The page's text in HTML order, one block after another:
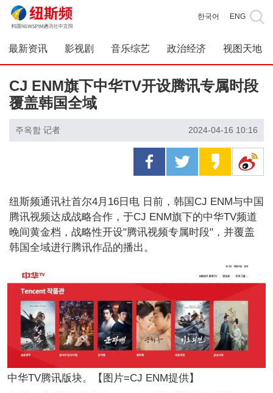
한국어 ENG
最新资讯 影视剧 音乐综艺 政治经济 视图天地
CJ ENM旗下中华TV开设腾讯专属时段
覆盖韩国全域
주옥함 记者 2024-04-16 10:16
纽斯频通讯社首尔4月16日电 日前，韩国CJ ENM与中国
腾讯视频达成战略合作，于CJ ENM旗下的中华TV频道
晚间黄金档，战略性开设"腾讯视频专属时段"，并覆盖
韩国全域进行腾讯作品的播出。
中华TV腾讯版块。【图片=CJ ENM提供】